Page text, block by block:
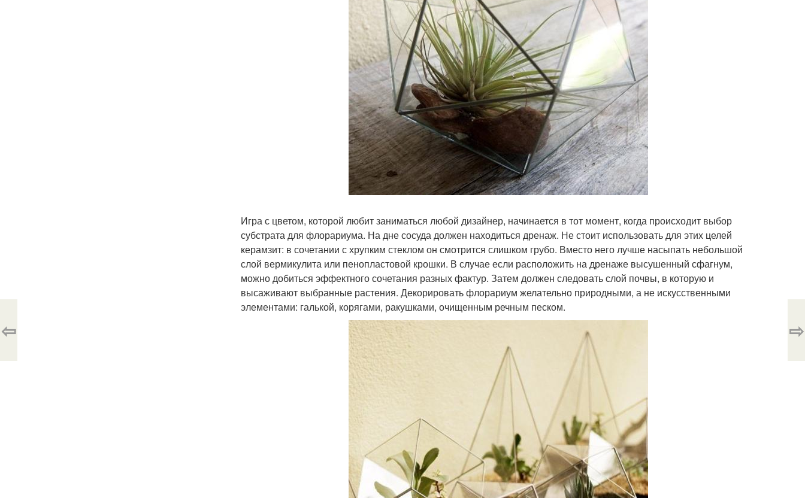
Игра с цветом, которой любит заниматься любой дизайнер, начинается в тот момент, когда происходит выбор
субстрата для флорариума. На дне сосуда должен находиться дренаж. Не стоит использовать для этих целей
керамзит: в сочетании с хрупким стеклом он смотрится слишком грубо. Вместо него лучше насыпать небольшой
слой вермикулита или пенопластовой крошки. В случае если расположить на дренаже высушенный сфагнум,
можно добиться эффектного сочетания разных фактур. Затем должен следовать слой почвы, в которую и
высаживают выбранные растения. Декорировать флорариум желательно природными, а не искусственными
элементами: галькой, корягами, ракушками, очищенным речным песком.
⇦ ⇨